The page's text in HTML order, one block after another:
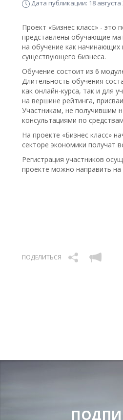
Дата публикации: 18 августа
Проект «Бизнес класс» -
представлены обучающие
на обучение как
существующего бизнеса.
Обучение состоит из 6
Длительность обучения
как онлайн-курса, так и для
на вершине рейтинга,
Участникам, не получившим
консультациями по
На проекте «Бизнес класс»
секторе экономики получат
Регистрация участников
проекте можно направить на
ПОДЕЛИТЬСЯ